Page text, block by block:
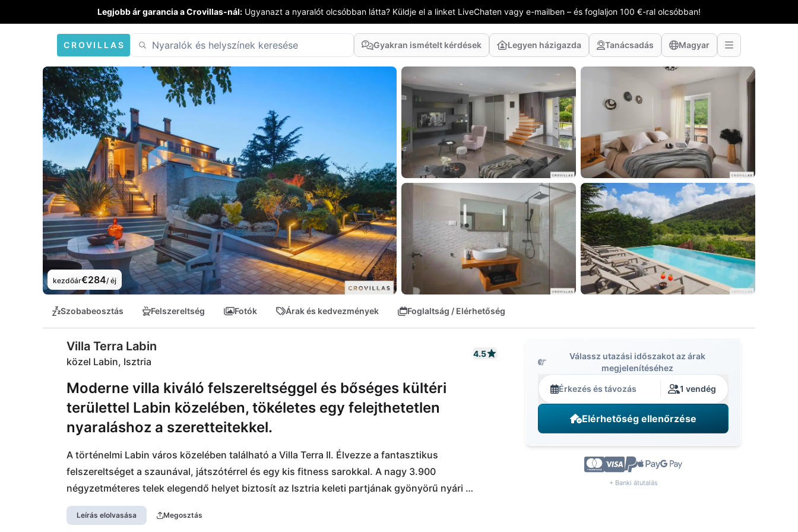
Legjobb ár garancia a Crovillas-nál: Ugyanazt a nyaralót olcsóbban látta? Küldje el a linket LiveChaten vagy e-mailben – és foglaljon 100 €-ral olcsóbban!
CROVILLAS Gyakran ismételt kérdések Legyen házigazda Tanácsadás Magyar
kezdőár€284/ éj
Szobabeosztás Felszereltség Fotók Árak és kedvezmények Foglaltság / Elérhetőség
Villa Terra Labin
közel Labin, Isztria
4.5
Moderne villa kiváló felszereltséggel és bőséges kültéri
területtel Labin közelében, tökéletes egy felejthetetlen
nyaraláshoz a szeretteitekkel.
A történelmi Labin város közelében található a Villa Terra II. Élvezze a fantasztikus
felszereltséget a szaunával, játszótérrel és egy kis fitness sarokkal. A nagy 3.900
négyzetméteres telek elegendő helyet biztosít az Isztria keleti partjának gyönyörű nyári
napjainak megéléséhez. Rengeteg gyönyörű kavicsos strand található Rabac gyönyörű
tengerparti városában, amely csak 5 km-re található. Itt megismerheti a kulináris élményeket
Leírás elolvasása Megosztás
Válassz utazási időszakot az árak
megjelenítéséhez
Érkezés és távozás 1 vendég
Elérhetőség ellenőrzése
+ Banki átutalás